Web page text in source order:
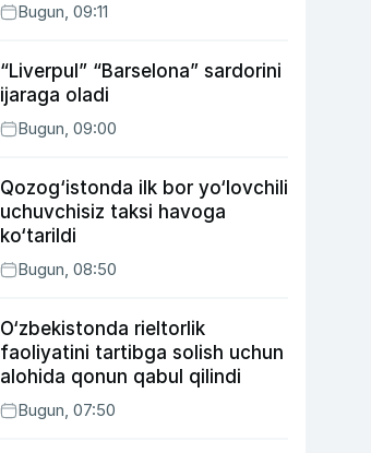
Bugun, 09:11
“Liverpul” “Barselona” sardorini
ijaraga oladi
Bugun, 09:00
Qozog‘istonda ilk bor yo‘lovchili
uchuvchisiz taksi havoga
ko‘tarildi
Bugun, 08:50
O‘zbekistonda rieltorlik
faoliyatini tartibga solish uchun
alohida qonun qabul qilindi
Bugun, 07:50